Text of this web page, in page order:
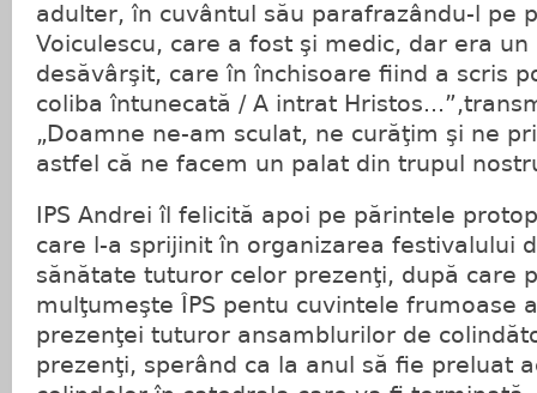
adulter, în cuvântul său parafrazându-l pe
Voiculescu, care a fost şi medic, dar era un
desăvârşit, care în închisoare fiind a scris
coliba întunecată / A intrat
„Doamne ne-am sculat, ne curăţim şi ne
astfel că ne facem un palat din trupul
IPS Andrei îl felicită apoi pe părintele
care l-a sprijinit în organizarea festivalului
sănătate tuturor celor prezenţi, după care
mulţumeşte ÎPS pentu cuvintele frumoase
prezenţei tuturor ansamblurilor de
prezenţi, sperând ca la anul să fie preluat